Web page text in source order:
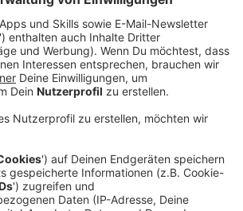
dabei schon die Anreise werden: in
Zug aus den 1960er Jahren kann
und sonntags eine Tour
zur Ausstellung machen. Auf der
unter anderem vorbei an der
im heutigen Capitol und